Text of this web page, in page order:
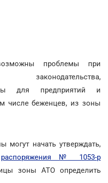
проблемы при
для предприятий и
числе беженцев, из зоны
могут начать утверждать,
распоряжения № 1053-р
зоны АТО определить